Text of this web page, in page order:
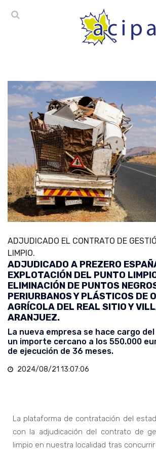
ADJUDICADO EL CONTRATO DE
LIMPIO.
ADJUDICADO A PREZERO
EXPLOTACIÓN DEL PUNTO
ELIMINACIÓN DE PUNTOS
PERIURBANOS Y PLÁSTICOS DE
AGRÍCOLA DEL REAL SITIO Y
ARANJUEZ.
La nueva empresa se hace cargo
un importe cercano a los 550.000
de ejecución de 36 meses.
2024/08/21 13:07:06
La plataforma de contratación del
con la adjudicación del contrato de
limpio en nuestra localidad tras